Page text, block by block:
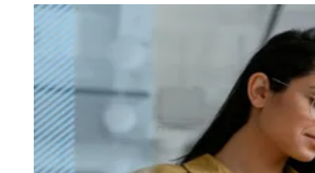
Jardim TupanciMutingaNova AldeinhaOsascoParque dos
Camargos
Parque Imperial
Pirapora
do Bom Jesus
Parnaíba
Vila Boa Vista
do Conde Vila Engenho Novo
Vila Nossa Sra. da
Escada
Vila Porto
Para Sua Empresa
Anuncie no Portal
Guia de Empresas
Divulgar Vagas
Novo
Publicidade Legal
Negócios Regionais